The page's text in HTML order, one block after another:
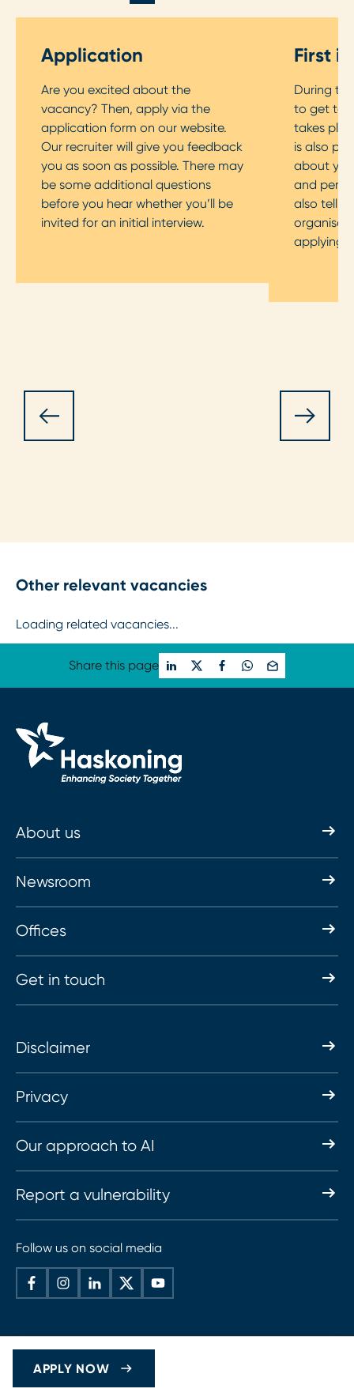
Application
Are you excited about the
vacancy? Then, apply via the
application form on our website.
Our recruiter will give you feedback
you as soon as possible. There may
be some additional questions
before you hear whether you’ll be
invited for an initial interview.
First
During
to get to
takes
is also
about
and
also tell
applying
Other relevant vacancies
Loading related vacancies...
Share this page
APPLY NOW
About us
Newsroom
Offices
Get in touch
Disclaimer
Privacy
Our approach to AI
Report a vulnerability
Follow us on social media
© 2026 Haskoning